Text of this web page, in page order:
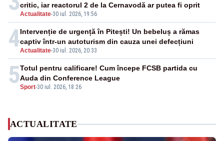
Actualitate-30 iul. 2026, 19:56
critic, iar reactorul 2 de la Cernavodă ar putea fi oprit
4Actualitate-30 iul. 2026, 20:33
Intervenție de urgență în Pitești! Un bebeluș a rămas
captiv într-un autoturism din cauza unei defecțiuni
5Sport-30 iul. 2026, 18:26
Totul pentru calificare! Cum începe FCSB partida cu
Auda din Conference League
ACTUALITATE